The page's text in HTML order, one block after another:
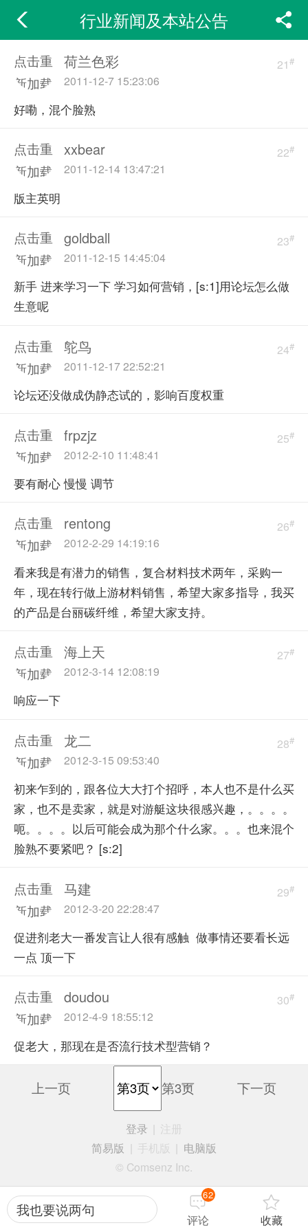
行业新闻及本站公告
点击重
新加载
21#
荷兰色彩
2011-12-7 15:23:06
好嘞，混个脸熟
点击重
新加载
22#
xxbear
2011-12-14 13:47:21
版主英明
点击重
新加载
23#
goldball
2011-12-15 14:45:04
新手 进来学习一下 学习如何营销，[s:1]用论坛怎么做
生意呢
点击重
新加载
24#
鸵鸟
2011-12-17 22:52:21
论坛还没做成伪静态试的，影响百度权重
点击重
新加载
25#
frpzjz
2012-2-10 11:48:41
要有耐心 慢慢 调节
点击重
新加载
26#
rentong
2012-2-29 14:19:16
看来我是有潜力的销售，复合材料技术两年，采购一
年，现在转行做上游材料销售，希望大家多指导，我买
的产品是台丽碳纤维，希望大家支持。
点击重
新加载
27#
海上天
2012-3-14 12:08:19
响应一下
点击重
新加载
28#
龙二
2012-3-15 09:53:40
初来乍到的，跟各位大大打个招呼，本人也不是什么买
家，也不是卖家，就是对游艇这块很感兴趣，。。。。
呃。。。。以后可能会成为那个什么家。。。也来混个
脸熟不要紧吧？ [s:2]
点击重
新加载
29#
马建
2012-3-20 22:28:47
促进剂老大一番发言让人很有感触 做事情还要看长远
一点 顶一下
点击重
新加载
30#
doudou
2012-4-9 18:55:12
促老大，那现在是否流行技术型营销？
上一页 第3页 下一页
我也要说两句
62
评论 收藏
登录
注册
简易版
手机版
电脑版
© Comsenz Inc.